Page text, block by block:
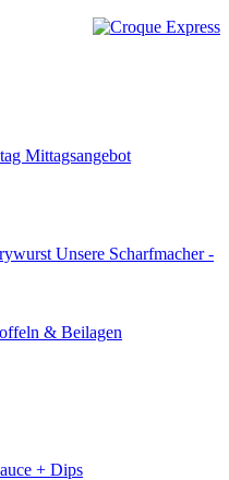
Mittagsangebot
Unsere Scharfmacher -
& Beilagen
+ Dips